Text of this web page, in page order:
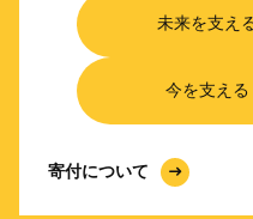
未来を支え
今を支える
寄付について